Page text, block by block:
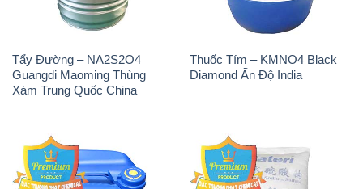
Tẩy Đường – NA2S2O4
Guangdi Maoming Thùng
Xám Trung Quốc China
Thuốc Tím – KMNO4 Black
Diamond Ấn Độ India